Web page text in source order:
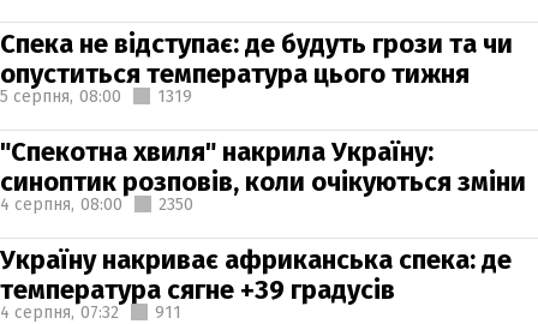
Спека не відступає: де будуть грози та чи
опуститься температура цього тижня
5 серпня, 08:00 1319
"Спекотна хвиля" накрила Україну:
синоптик розповів, коли очікуються зміни
4 серпня, 08:00 2350
Україну накриває африканська спека: де
температура сягне +39 градусів
4 серпня, 07:32 911